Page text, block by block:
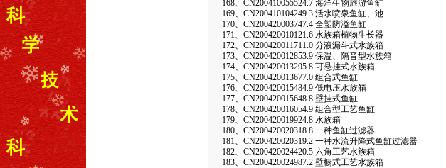
168、CN200410055524.7 海洋生物旅游鱼缸
169、CN200410104249.3 活水喷泉鱼缸、池
170、CN200420003747.4 全塑防溢鱼缸
171、CN200420010121.6 水族箱植物生长器
172、CN200420011711.0 分液漏斗式水族箱
173、CN200420012853.9 保温、隔音型水族箱
174、CN200420013295.8 可悬挂式水族箱
175、CN200420013677.0 组合式鱼缸
176、CN200420015484.9 低电压水族箱
177、CN200420015648.8 壁挂式鱼缸
178、CN200420016054.9 组合型工艺鱼缸
179、CN200420019924.8 水族箱
180、CN200420020318.8 一种鱼缸过滤器
181、CN200420020319.2 一种水流升降式鱼缸过滤器
182、CN200420024420.5 六角工艺水族箱
183、CN200420024987.2 壁橱式工艺水族箱